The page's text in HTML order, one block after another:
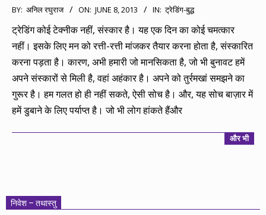
2013-
06-
08
BY: अनिल रघुराज ON: JUNE 8, 2013 IN: ट्रेडिंग-बुद्ध
ट्रेडिंग कोई टेक्नीक नहीं, संस्कार है। यह एक दिन का कोई चमत्कार
नहीं। इसके लिए मन को रत्ती-रत्ती मांजकर तैयार करना होता है, संस्कारित
करना पड़ता है। कारण, अभी हमारी जो मानसिकता है, जो भी बुनावट हमें
अपने संस्कारों से मिली है, वहां अहंकार है। अपने को तुर्रमखां समझने का
गुरूर है। हम गलत हो ही नहीं सकते, ऐसी सोच है। और, यह सोच बाज़ार में
हमें डुबाने के लिए पर्याप्त है। जो भी लोग हांकते हैंऔर
और भी
निवेश – तथास्तु